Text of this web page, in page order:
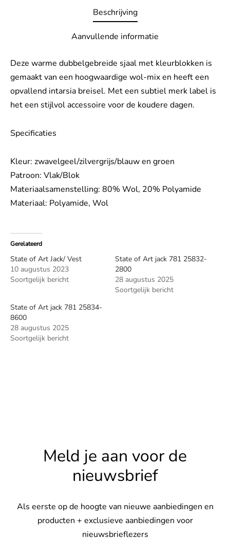
Beschrijving
Aanvullende informatie
Deze warme dubbelgebreide sjaal met kleurblokken is
gemaakt van een hoogwaardige wol-mix en heeft een
opvallend intarsia breisel. Met een subtiel merk label is
het een stijlvol accessoire voor de koudere dagen.
Specificaties
Kleur: zwavelgeel/zilvergrijs/blauw en groen
Patroon: Vlak/Blok
Materiaalsamenstelling: 80% Wol, 20% Polyamide
Materiaal: Polyamide, Wol
Gerelateerd
State of Art Jack/ Vest
10 augustus 2023
Soortgelijk bericht
State of Art jack 781 25832-
2800
28 augustus 2025
Soortgelijk bericht
State of Art jack 781 25834-
8600
28 augustus 2025
Soortgelijk bericht
Meld je aan voor de
nieuwsbrief
Als eerste op de hoogte van nieuwe aanbiedingen en
producten + exclusieve aanbiedingen voor
nieuwsbrieflezers